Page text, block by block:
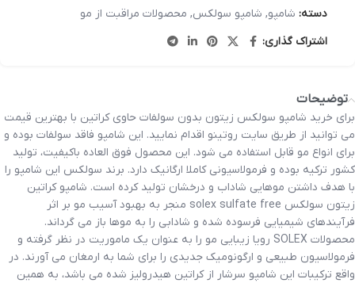
دسته: شامپو, شامپو سولکس, محصولات مراقبت از مو
اشتراک گذاری:
توضیحات
برای خرید شامپو سولکس زیتون بدون سولفات حاوی کراتین با بهترین قیمت
می توانید از طریق سایت روتینو اقدام نمایید. این شامپو فاقد سولفات بوده و
برای انواع مو قابل استفاده می شود. این محصول فوق العاده باکیفیت، تولید
کشور ترکیه بوده و فرمولاسیونی کاملا ارگانیک دارد. برند سولکس این شامپو را
با هدف داشتن موهایی شاداب و درخشان تولید کرده است. شامپو کراتین
زیتون سولکس solex sulfate free منجر به بهبود آسیب مو بر اثر
فرآیندهای شیمیایی فرسوده شده و شادابی را به موها باز می گرداند.
محصولات SOLEX رویا زیبایی مو را به عنوان یک ماموریت در نظر گرفته و
فرمولاسیون طبیعی و ارگونومیک جدیدی را برای شما به ارمغان می آورند. در
واقع ترکیبات این شامپو سرشار از کراتین هیدرولیز شده می باشد، به همین